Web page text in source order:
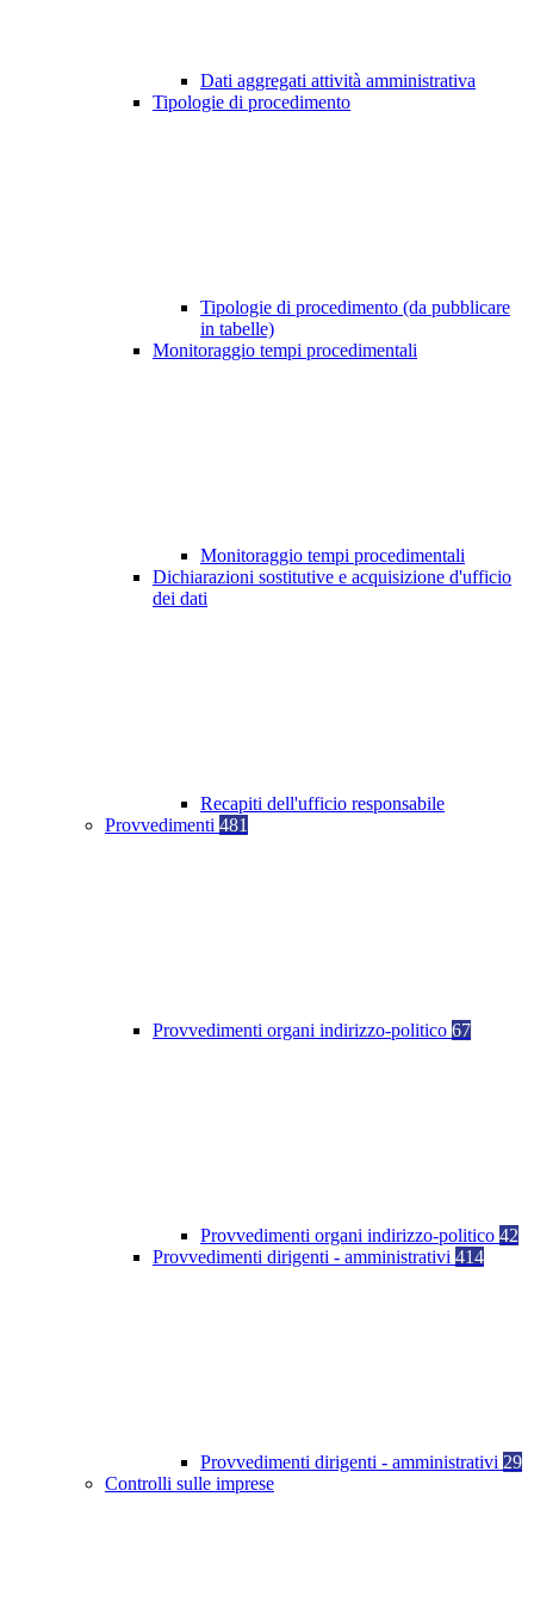
Dati aggregati attività amministrativa
Tipologie di procedimento
Tipologie di procedimento (da pubblicare
in tabelle)
Monitoraggio tempi procedimentali
Monitoraggio tempi procedimentali
Dichiarazioni sostitutive e acquisizione d'ufficio
dei dati
Recapiti dell'ufficio responsabile
Provvedimenti 481
Provvedimenti organi indirizzo-politico 67
Provvedimenti organi indirizzo-politico 42
Provvedimenti dirigenti - amministrativi 414
Provvedimenti dirigenti - amministrativi 29
Controlli sulle imprese